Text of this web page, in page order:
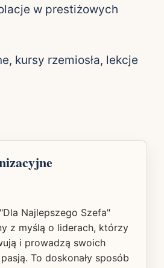
w prestiżowych
kursy rzemiosła, lekcje
Najlepszego Szefa"
z myślą o liderach, którzy
i prowadzą swoich
To doskonały sposób